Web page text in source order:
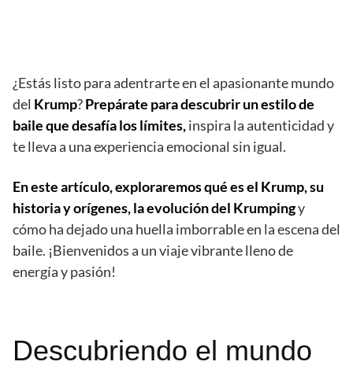
¿Estás listo para adentrarte en el apasionante mundo
del Krump?Prepárate para descubrir un estilo de
baile que desafía los límites,inspira la autenticidad y
te lleva a una experiencia emocional sin igual.
En este artículo, exploraremos qué es el Krump, su
historia y orígenes, la evolución del Krumpingy
cómo ha dejado una huella imborrable en la escena del
baile. ¡Bienvenidos a un viaje vibrante lleno de
energía y pasión!
Descubriendo el mundo